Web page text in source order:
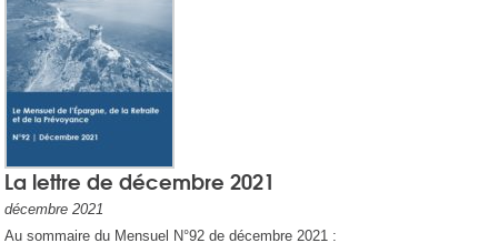
La lettre de décembre 2021
décembre 2021
Au sommaire du Mensuel N°92 de décembre 2021 :